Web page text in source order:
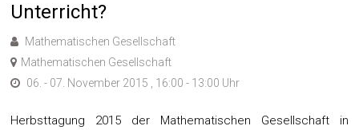
Unterricht?
Mathematischen Gesellschaft
Mathematischen Gesellschaft
06. - 07. November 2015 , 16:00 - 13:00 Uhr
Herbsttagung 2015 der Mathematischen Gesellschaft in